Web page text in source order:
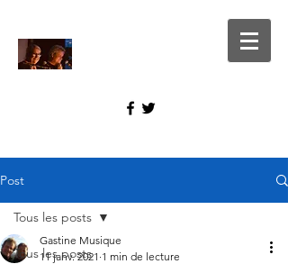
Post
Tous les posts
Tous les posts
Gastine Musique
11 janv. 2021 1 min de lecture